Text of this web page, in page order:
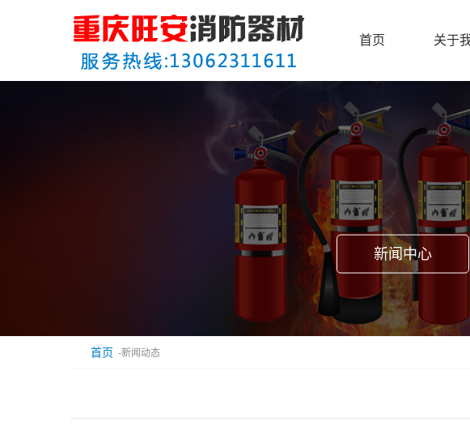
首页 关于
新闻中心
首页 -新闻动态